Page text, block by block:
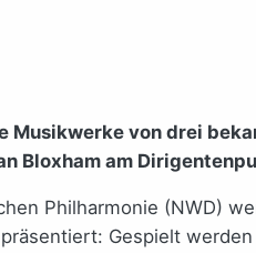
Musikwerke von drei
Bloxham am
Philharmonie (NWD)
Gespielt